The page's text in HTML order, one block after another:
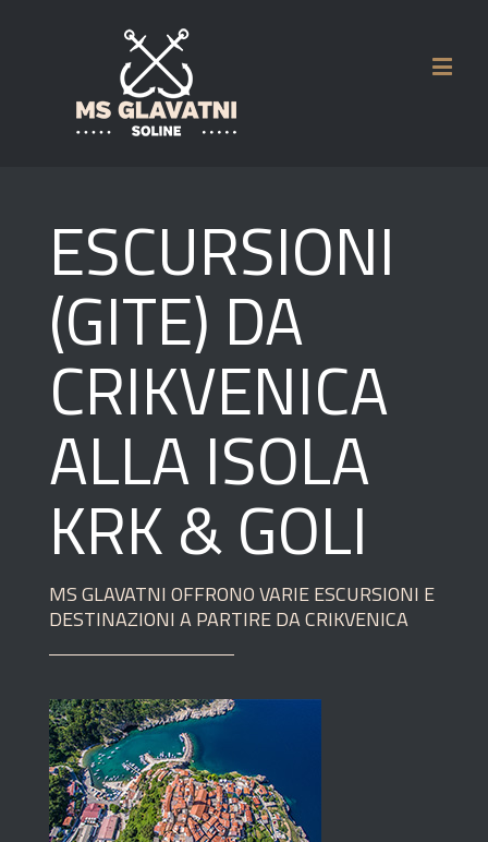
ESCURSIONI
(GITE) DA
CRIKVENICA
ALLA ISOLA
KRK & GOLI
MS GLAVATNI OFFRONO VARIE ESCURSIONI E
DESTINAZIONI A PARTIRE DA CRIKVENICA